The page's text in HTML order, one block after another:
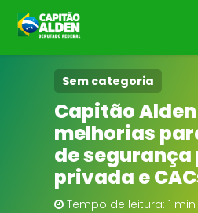
HOME
NOTÍCIAS
BIOGRAFIA
DOWNLOADS
Sem categoria
Capitão
melhorias
de
privada e
Tempo de leitura: 1 min